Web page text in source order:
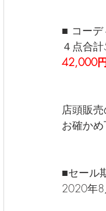
■ コーデ
４点合
42,000
店頭販
お確か
■セール
2020年